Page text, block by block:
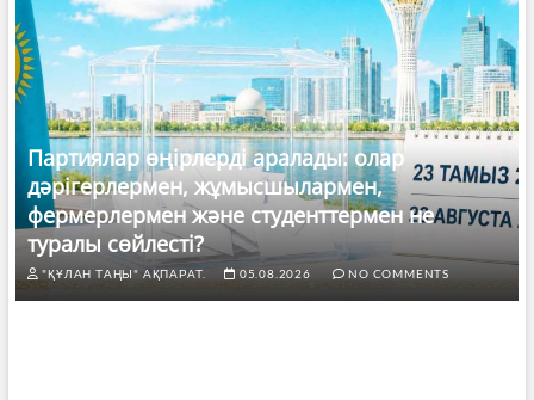
Партиялар өңірлерді аралады: олар
дәрігерлермен, жұмысшылармен,
фермерлермен және студенттермен не
туралы сөйлесті?
"ҚҰЛАН ТАҢЫ" АҚПАРАТ. 05.08.2026 NO COMMENTS